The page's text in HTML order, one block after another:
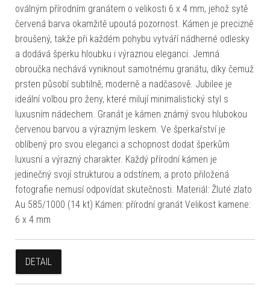
oválným přírodním granátem o velikosti 6 x 4 mm, jehož sytě
červená barva okamžitě upoutá pozornost. Kámen je precizně
broušený, takže při každém pohybu vytváří nádherné odlesky
a dodává šperku hloubku i výraznou eleganci. Jemná
obroučka nechává vyniknout samotnému granátu, díky čemuž
prsten působí subtilně, moderně a nadčasově. Jubilee je
ideální volbou pro ženy, které milují minimalistický styl s
luxusním nádechem. Granát je kámen známý svou hlubokou
červenou barvou a výrazným leskem. Ve šperkařství je
oblíbený pro svou eleganci a schopnost dodat šperkům
luxusní a výrazný charakter. Každý přírodní kámen je
jedinečný svojí strukturou a odstínem, a proto přiložená
fotografie nemusí odpovídat skutečnosti. Materiál: Žluté zlato
Au 585/1000 (14 kt) Kámen: přírodní granát Velikost kamene:
6 x 4 mm
DETAIL